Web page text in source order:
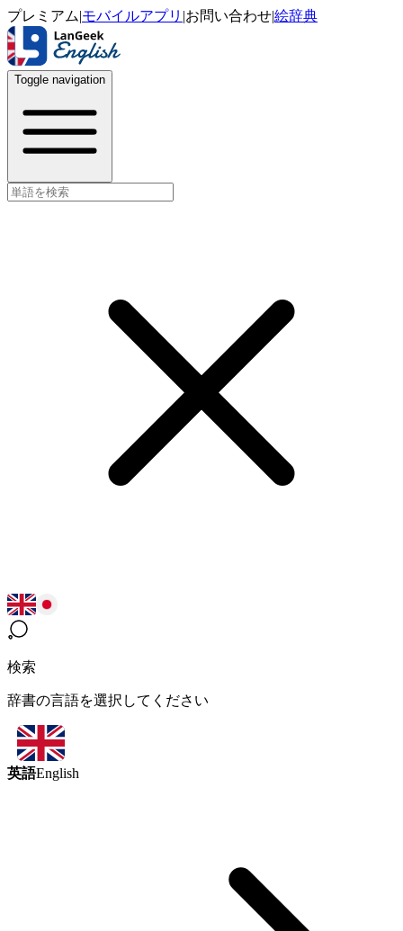
プレミアム|モバイルアプリ |お問い合わせ|絵辞典
Toggle navigation
検索
辞書の言語を選択してください
英語English